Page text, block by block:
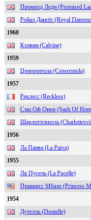
Промизд Леди (Promised
Ройал Дансёс (Royal
1960
Кэлвин (Calvine)
1959
Ценерентола (Cenerentola)
1957
Реклесс (Reckless)
Сэш Оф Онор (Sash Of
Шарлоттсвилль
1956
Ла Паива (La Paiva)
1955
Ля Пусель (La Pucelle)
Принцесс Мбале (Princess
1954
Дутелль (Doutelle)